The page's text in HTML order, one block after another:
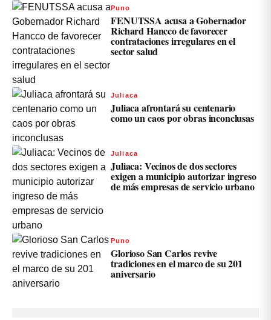
Puno
FENUTSSA acusa a Gobernador
Richard Hancco de favorecer
contrataciones irregulares en el
sector salud
Juliaca
Juliaca afrontará su centenario
como un caos por obras inconclusas
Juliaca
Juliaca: Vecinos de dos sectores
exigen a municipio autorizar ingreso
de más empresas de servicio urbano
Puno
Glorioso San Carlos revive
tradiciones en el marco de su 201
aniversario